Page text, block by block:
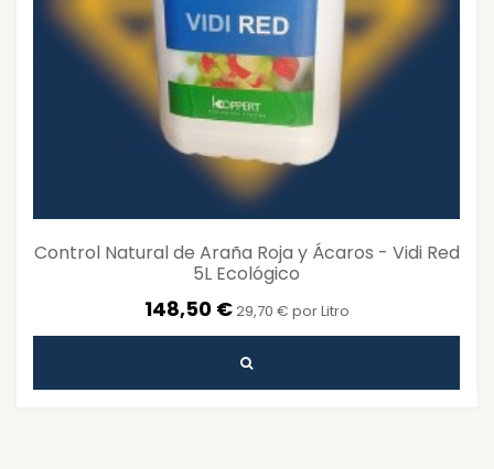
Control Natural de Araña Roja y Ácaros - Vidi Red
5L Ecológico
148,50 €29,70 € por Litro